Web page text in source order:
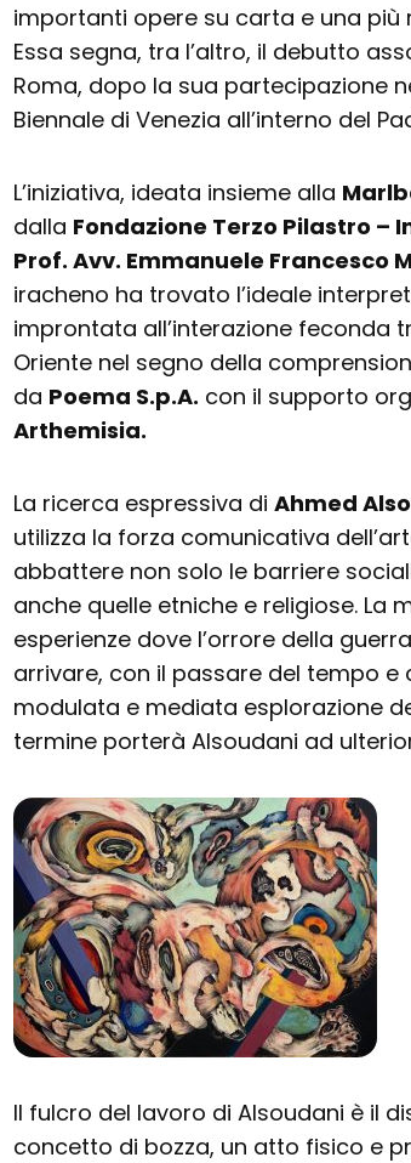
importanti opere su carta e una
Essa segna, tra l’altro, il debutto
Roma, dopo la sua partecipazione
Biennale di Venezia all’interno del
L’iniziativa, ideata insieme alla
dalla Fondazione Terzo Pilastro –
Prof. Avv. Emmanuele Francesco
iracheno ha trovato l’ideale
improntata all’interazione feconda
Oriente nel segno della
da Poema S.p.A. con il supporto
Arthemisia.
La ricerca espressiva diAhmed
utilizza la forza comunicativa
abbattere non solo le barriere
anche quelle etniche e religiose. La
esperienze dove l’orrore della
arrivare, con il passare del tempo e
modulata e mediata esplorazione
termine porterà Alsoudani ad
Il fulcro del lavoro di Alsoudani è il
concetto di bozza, un atto fisico e